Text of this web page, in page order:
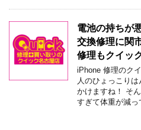
電池の持ちが
交換修理に関
修理もクイッ
iPhone 修理のク
人のひょっこり
かけますね！ そ
すぎて体重が減